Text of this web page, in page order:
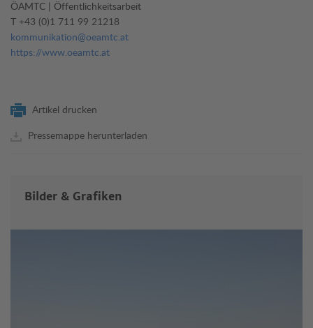
ÖAMTC | Öffentlichkeitsarbeit
T +43 (0)1 711 99 21218
kommunikation@oeamtc.at
https://www.oeamtc.at
Artikel drucken
Pressemappe herunterladen
Bilder & Grafiken